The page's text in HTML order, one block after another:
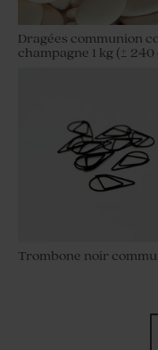
Dragées communion
champagne 1 kg (± 240
Trombone noir